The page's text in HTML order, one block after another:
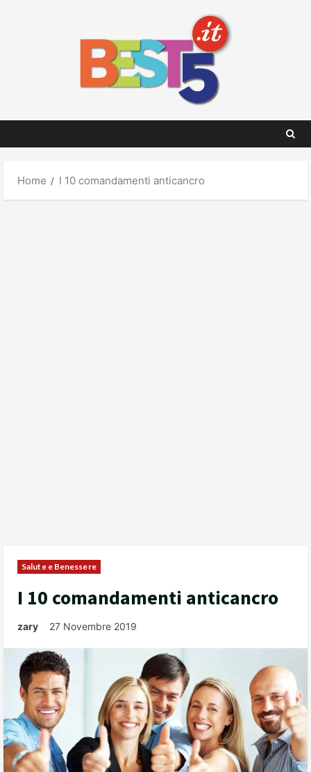
Home I 10 comandamenti anticancro
Salute e Benessere
I 10 comandamenti anticancro
zary 27 Novembre 2019